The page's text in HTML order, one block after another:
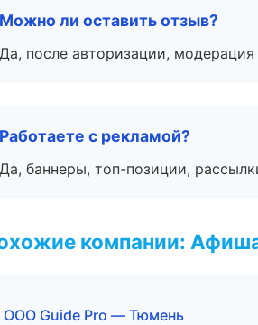
Можно ли оставить отзыв?
Да, после авторизации, модерация
Работаете с рекламой?
Да, баннеры, топ-позиции,
компании:
ООО Guide Pro — Тюмень